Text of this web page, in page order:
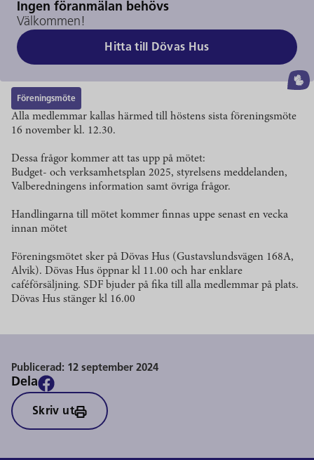
Föreningsmöte
Alla medlemmar kallas härmed till höstens sista föreningsmöte
16 november kl. 12.30.
Dessa frågor kommer att tas upp på mötet:
Budget- och verksamhetsplan 2025, styrelsens meddelanden,
Valberedningens information samt övriga frågor.
Handlingarna till mötet kommer finnas uppe senast en vecka
innan mötet
Föreningsmötet sker på Dövas Hus (Gustavslundsvägen 168A,
Alvik). Dövas Hus öppnar kl 11.00 och har enklare
caféförsäljning. SDF bjuder på fika till alla medlemmar på plats.
Dövas Hus stänger kl 16.00
Ingen föranmälan behövs
Välkommen!
Hitta till Dövas Hus
Publicerad: 12 september 2024
Dela
Skriv ut